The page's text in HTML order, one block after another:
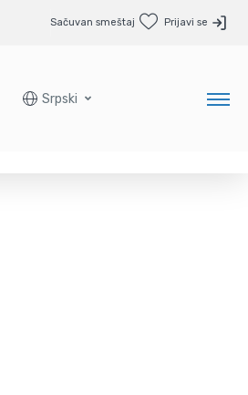
Sačuvan smeštaj Prijavi se
Srpski